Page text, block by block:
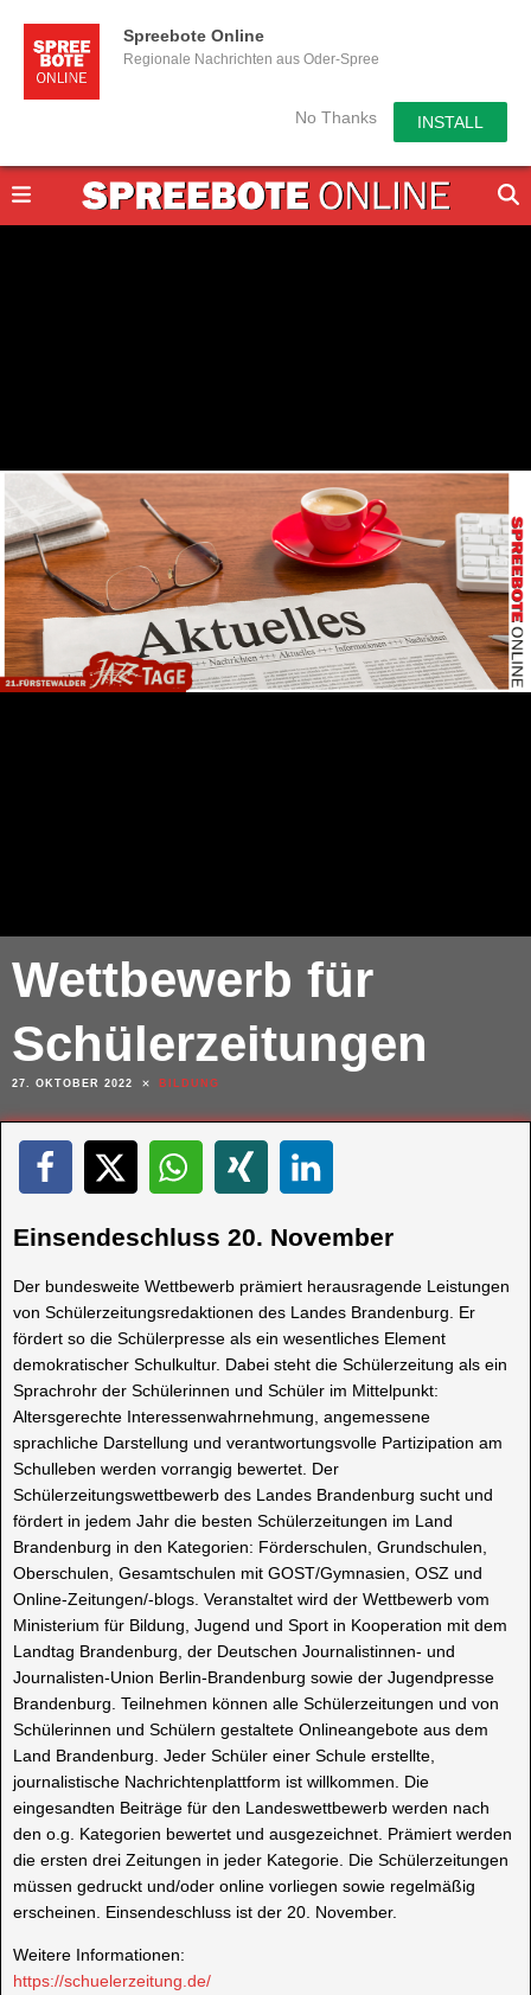
Spreebote Online
Regionale Nachrichten aus Oder-Spree
No Thanks INSTALL
Wettbewerb für
Schülerzeitungen
27. OKTOBER 2022 BILDUNG
Einsendeschluss 20. November
Der bundesweite Wettbewerb prämiert herausragende Leistungen
von Schülerzeitungsredaktionen des Landes Brandenburg. Er
fördert so die Schülerpresse als ein wesentliches Element
demokratischer Schulkultur. Dabei steht die Schülerzeitung als ein
Sprachrohr der Schülerinnen und Schüler im Mittelpunkt:
Altersgerechte Interessenwahrnehmung, angemessene
sprachliche Darstellung und verantwortungsvolle Partizipation am
Schulleben werden vorrangig bewertet. Der
Schülerzeitungswettbewerb des Landes Brandenburg sucht und
fördert in jedem Jahr die besten Schülerzeitungen im Land
Brandenburg in den Kategorien: Förderschulen, Grundschulen,
Oberschulen, Gesamtschulen mit GOST/Gymnasien, OSZ und
Online-Zeitungen/-blogs. Veranstaltet wird der Wettbewerb vom
Ministerium für Bildung, Jugend und Sport in Kooperation mit dem
Landtag Brandenburg, der Deutschen Journalistinnen- und
Journalisten-Union Berlin-Brandenburg sowie der Jugendpresse
Brandenburg. Teilnehmen können alle Schülerzeitungen und von
Schülerinnen und Schülern gestaltete Onlineangebote aus dem
Land Brandenburg. Jeder Schüler einer Schule erstellte,
journalistische Nachrichtenplattform ist willkommen. Die
eingesandten Beiträge für den Landeswettbewerb werden nach
den o.g. Kategorien bewertet und ausgezeichnet. Prämiert werden
die ersten drei Zeitungen in jeder Kategorie. Die Schülerzeitungen
müssen gedruckt und/oder online vorliegen sowie regelmäßig
erscheinen. Einsendeschluss ist der 20. November.
Weitere Informationen:
https://schuelerzeitung.de/